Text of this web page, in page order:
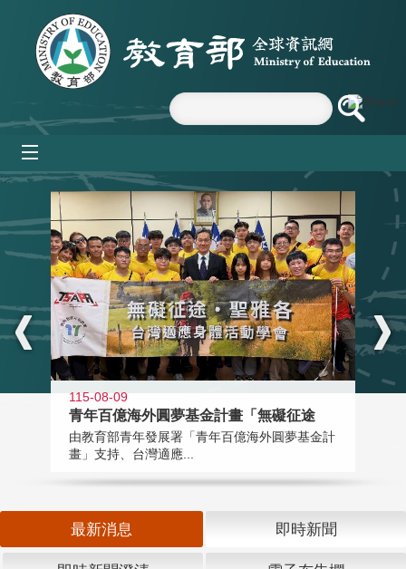
跳到主要內容區塊
:::
115-08-09
青年百億海外圓夢基金計畫「無礙征途
由教育部青年發展署「青年百億海外圓夢基金計
畫」支持、台灣適應...
最新消息 即時新聞